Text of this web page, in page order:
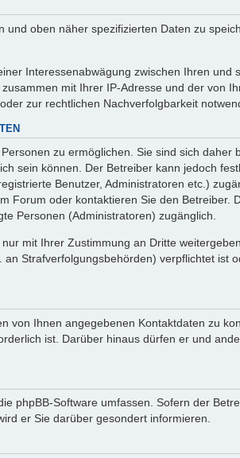
oben näher spezifizierten Daten zu
Interessenabwägung zwischen Ihren und
mit Ihrer IP-Adresse und der von
zur rechtlichen Nachverfolgbarkeit
zu ermöglichen. Sie sind sich daher
sein können. Der Betreiber kann jedoch
Benutzer, Administratoren etc.)
Forum oder kontaktieren Sie den Betreiber.
Personen (Administratoren) zugänglich.
mit Ihrer Zustimmung an Dritte
Strafverfolgungsbehörden) verpflichtet ist
von Ihnen angegebenen Kontaktdaten zu
ist. Darüber hinaus dürfen er und
phpBB-Software umfassen. Sofern der
er Sie darüber gesondert informieren.